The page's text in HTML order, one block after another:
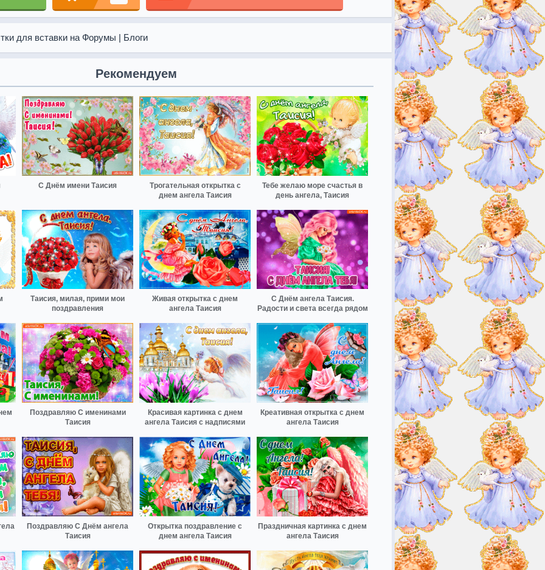
для вставки на Форумы | Блоги
Рекомендуем
С Днём имени Таисия
Трогательная открытка с
днем ангела Таисия
Тебе желаю море счастья в
день ангела, Таисия
Таисия, милая, прими мои
поздравления
Живая открытка с днем
ангела Таисия
С Днём ангела Таисия.
Радости и света всегда рядом
Поздравляю С именинами
Таисия
Красивая картинка с днем
ангела Таисия с надписями
Креативная открытка с днем
ангела Таисия
Поздравляю С Днём ангела
Таисия
Открытка поздравление с
днем ангела Таисия
Праздничная картинка с днем
ангела Таисия